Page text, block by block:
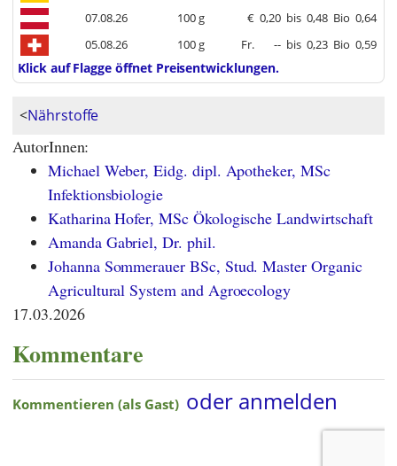
07.08.26
100 g € 0,20 bis 0,48 Bio 0,64
05.08.26
100 g Fr. -- bis 0,23 Bio 0,59
Klick auf Flagge öffnet Preisentwicklungen.
<Nährstoffe
AutorInnen:
Michael Weber, Eidg. dipl. Apotheker, MSc
Infektionsbiologie
Katharina Hofer, MSc Ökologische Landwirtschaft
Amanda Gabriel, Dr. phil.
Johanna Sommerauer BSc, Stud. Master Organic
Agricultural System and Agroecology
17.03.2026
Kommentare